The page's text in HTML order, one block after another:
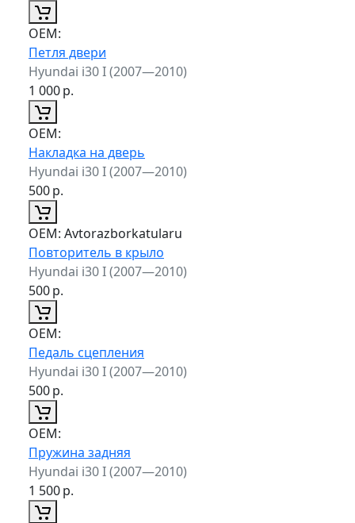
ОЕМ:
Петля двери
Hyundai i30 I (2007—2010)
1 000р.
ОЕМ:
Накладка на дверь
Hyundai i30 I (2007—2010)
500р.
ОЕМ: Avtorazborkatularu
Повторитель в крыло
Hyundai i30 I (2007—2010)
500р.
ОЕМ:
Педаль сцепления
Hyundai i30 I (2007—2010)
500р.
ОЕМ:
Пружина задняя
Hyundai i30 I (2007—2010)
1 500р.